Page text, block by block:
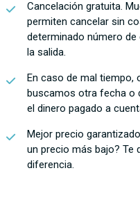
Cancelación gratuita.
permiten cancelar sin
determinado número de
la salida.
En caso de mal tiempo,
buscamos otra fecha o
el dinero pagado a
Mejor precio
un precio más bajo? Te
diferencia.